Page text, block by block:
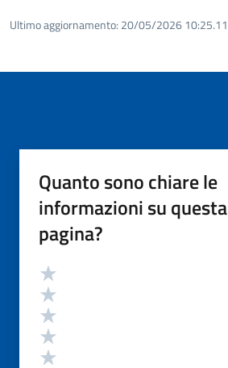
Ultimo aggiornamento: 20/05/2026 10:25.11
Quanto sono chiare le
informazioni su questa
pagina?
Valutazione